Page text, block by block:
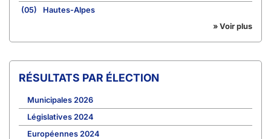
(05)
Hautes-Alpes
» Voir plus
RÉSULTATS PAR ÉLECTION
Municipales 2026
Législatives 2024
Européennes 2024